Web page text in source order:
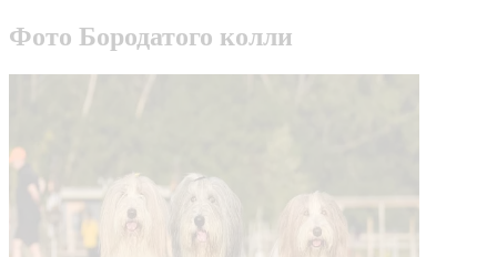
Фото Бородатого колли